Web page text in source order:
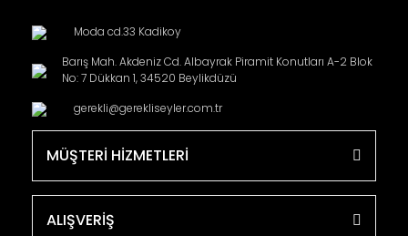
Moda cd.33 Kadikoy
Barış Mah. Akdeniz Cd. Albayrak Piramit Konutları A-2 Blok
No: 7 Dükkan 1, 34520 Beylikdüzü
gerekli@gerekliseyler.com.tr
MÜŞTERİ HİZMETLERİ
ALIŞVERİŞ